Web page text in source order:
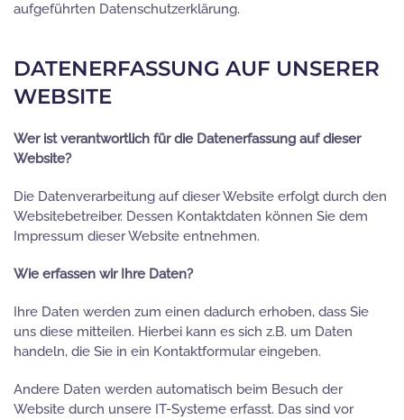
aufgeführten Datenschutzerklärung.
DATENERFASSUNG AUF UNSERER
WEBSITE
Wer ist verantwortlich für die Datenerfassung auf dieser
Website?
Die Datenverarbeitung auf dieser Website erfolgt durch den
Websitebetreiber. Dessen Kontaktdaten können Sie dem
Impressum dieser Website entnehmen.
Wie erfassen wir Ihre Daten?
Ihre Daten werden zum einen dadurch erhoben, dass Sie
uns diese mitteilen. Hierbei kann es sich z.B. um Daten
handeln, die Sie in ein Kontaktformular eingeben.
Andere Daten werden automatisch beim Besuch der
Website durch unsere IT-Systeme erfasst. Das sind vor